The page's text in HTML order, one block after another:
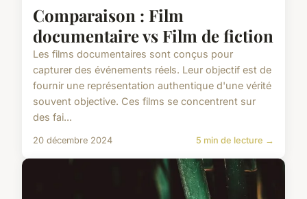
Comparaison : Film
documentaire vs Film de fiction
Les films documentaires sont conçus pour
capturer des événements réels. Leur objectif est de
fournir une représentation authentique d'une vérité
souvent objective. Ces films se concentrent sur
des fai...
20 décembre 2024 5 min de lecture →